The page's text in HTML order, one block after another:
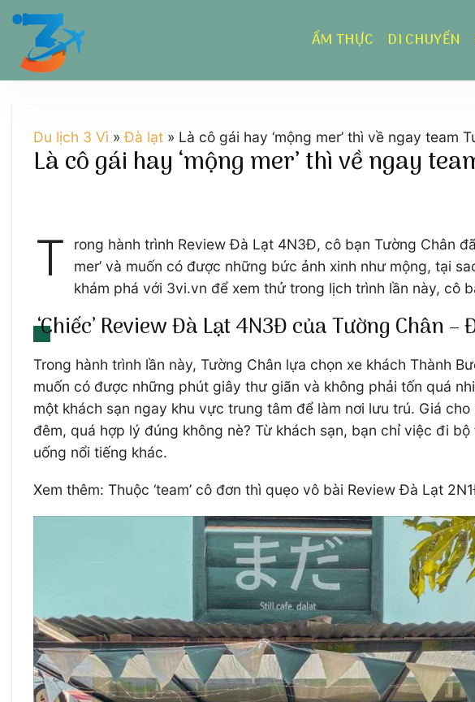
Chuyển
dung
ẨM THỰC DI CHUYỂN
Du lịch 3 Vì »Đà lạt » Là cô gái hay ‘mộng mer’ thì về ngay team
Là cô gái hay ‘mộng mer’ thì về ngay
T
rong hành trình Review Đà Lạt 4N3Đ, cô bạn Tường Chân
mer’ và muốn có được những bức ảnh xinh như mộng, tại
khám phá với 3vi.vn để xem thử trong lịch trình lần này, cô
‘Chiếc’ Review Đà Lạt 4N3Đ của Tường Chân
Trong hành trình lần này, Tường Chân lựa chọn xe khách Thành
muốn có được những phút giây thư giãn và không phải tốn quá
một khách sạn ngay khu vực trung tâm để làm nơi lưu trú. Giá
đêm, quá hợp lý đúng không nè? Từ khách sạn, bạn chỉ việc đi
uống nổi tiếng khác.
Xem thêm: Thuộc ‘team’ cô đơn thì quẹo vô bài Review Đà Lạt